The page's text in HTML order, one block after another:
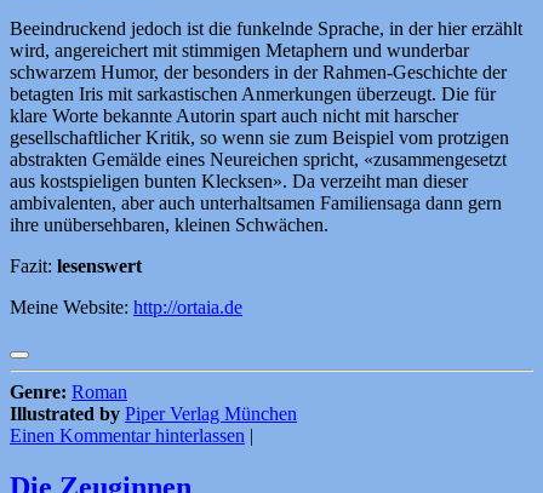
Beeindruckend jedoch ist die funkelnde Sprache, in der hier erzählt
wird, angereichert mit stimmigen Metaphern und wunderbar
schwarzem Humor, der besonders in der Rahmen-Geschichte der
betagten Iris mit sarkastischen Anmerkungen überzeugt. Die für
klare Worte bekannte Autorin spart auch nicht mit harscher
gesellschaftlicher Kritik, so wenn sie zum Beispiel vom protzigen
abstrakten Gemälde eines Neureichen spricht, «zusammengesetzt
aus kostspieligen bunten Klecksen». Da verzeiht man dieser
ambivalenten, aber auch unterhaltsamen Familiensaga dann gern
ihre unübersehbaren, kleinen Schwächen.
Fazit: lesenswert
Meine Website: http://ortaia.de
Genre: Roman
Illustrated by Piper Verlag München
Einen Kommentar hinterlassen